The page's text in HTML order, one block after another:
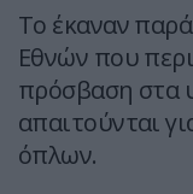
Το έκαναν
Εθνών που
πρόσβαση στα
απαιτούνται
όπλων.